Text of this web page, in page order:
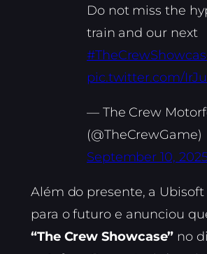
Do not miss the
train and our next
pic.twitter.com/
— The Crew
(@TheCrewGame)
September 10,
Além do presente, a
para o futuro e anunciou
“The Crew Showcase” no